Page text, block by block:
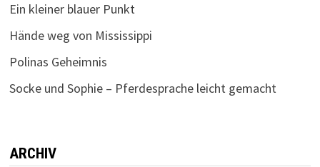
Ein kleiner blauer Punkt
Hände weg von Mississippi
Polinas Geheimnis
Socke und Sophie – Pferdesprache leicht gemacht
ARCHIV